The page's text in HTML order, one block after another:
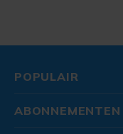
POPULAIR
ABONNEMENTEN